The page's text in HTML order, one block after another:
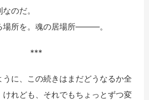
のだ。
場所を。魂の居場所―――。
***
に、この続きはまだどうなるか全
れども、それでもちょっとずつ変